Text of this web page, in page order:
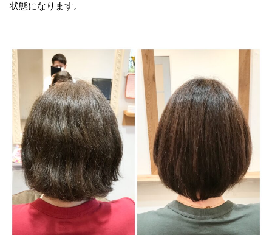
状態になります。